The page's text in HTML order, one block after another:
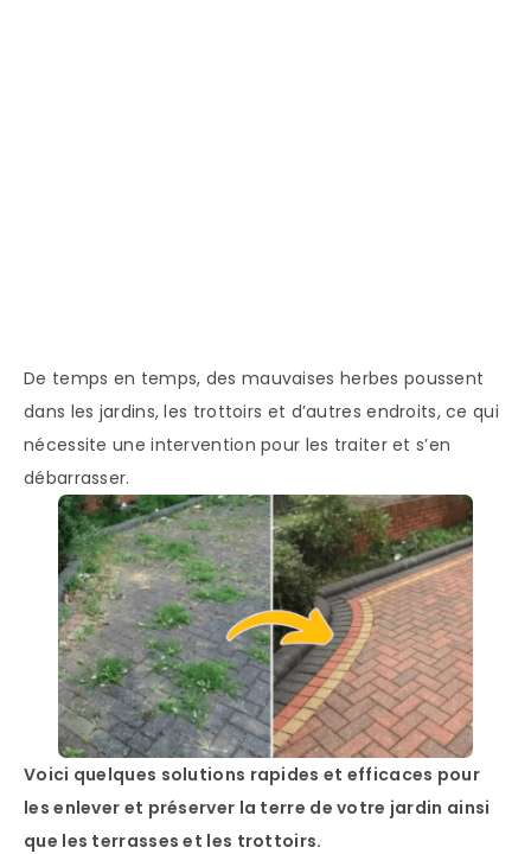
De temps en temps, des mauvaises herbes poussent
dans les jardins, les trottoirs et d’autres endroits, ce qui
nécessite une intervention pour les traiter et s’en
débarrasser.
Voici quelques solutions rapides et efficaces pour
les enlever et préserver la terre de votre jardin ainsi
que les terrasses et les trottoirs.